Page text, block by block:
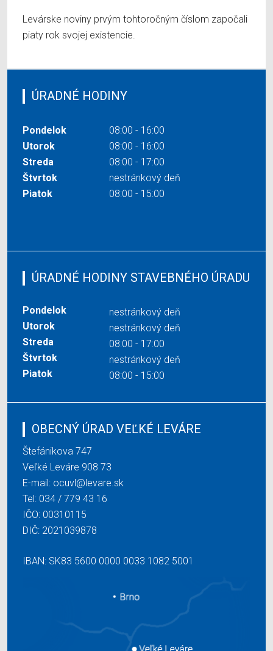
Levárske noviny prvým tohtoročným číslom započali
piaty rok svojej existencie.
ÚRADNÉ HODINY
Pondelok
08:00 - 16:00
Utorok
08:00 - 16:00
Streda
08:00 - 17:00
Štvrtok
nestránkový deň
Piatok
08:00 - 15:00
ÚRADNÉ HODINY STAVEBNÉHO ÚRADU
Pondelok
nestránkový deň
Utorok
nestránkový deň
Streda
08:00 - 17:00
Štvrtok
nestránkový deň
Piatok
08:00 - 15:00
OBECNÝ ÚRAD VEĽKÉ LEVÁRE
Štefánikova 747
Veľké Leváre 908 73
E-mail: ocuvl@levare.sk
Tel: 034 / 779 43 16
IČO: 00310115
DIČ: 2021039878
IBAN: SK83 5600 0000 0033 1082 5001